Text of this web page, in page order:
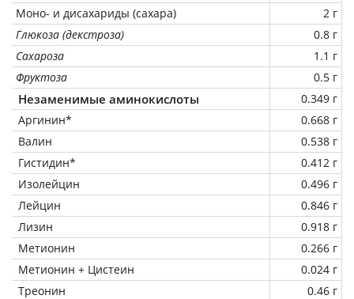
Моно- и дисахариды (сахара)
2 г
Глюкоза (декстроза)
0.8 г
Сахароза
1.1 г
Фруктоза
0.5 г
Незаменимые аминокислоты
0.349 г
Аргинин*
0.668 г
Валин
0.538 г
Гистидин*
0.412 г
Изолейцин
0.496 г
Лейцин
0.846 г
Лизин
0.918 г
Метионин
0.266 г
Метионин + Цистеин
0.024 г
Треонин
0.46 г